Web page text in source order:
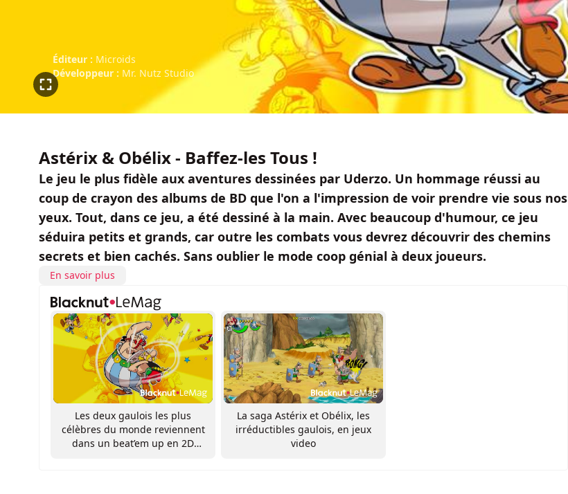
Éditeur : Microids
Développeur : Mr. Nutz Studio
Astérix & Obélix - Baffez-les Tous !
Le jeu le plus fidèle aux aventures dessinées par Uderzo. Un hommage réussi au
coup de crayon des albums de BD que l'on a l'impression de voir prendre vie sous nos
yeux. Tout, dans ce jeu, a été dessiné à la main. Avec beaucoup d'humour, ce jeu
séduira petits et grands, car outre les combats vous devrez découvrir des chemins
secrets et bien cachés. Sans oublier le mode coop génial à deux joueurs.
En savoir plus
Les deux gaulois les plus
célèbres du monde reviennent
dans un beat’em up en 2D
La saga Astérix et Obélix, les
irréductibles gaulois, en jeux
video